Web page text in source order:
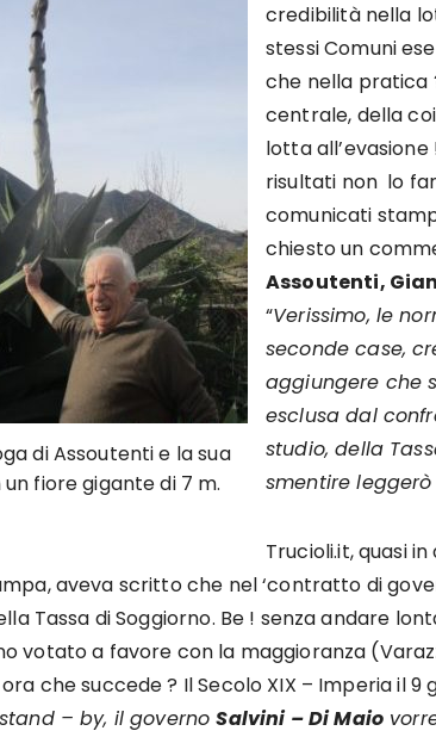
di Assoutenti e la sua
fiore gigante di 7 m.
credibilità nella
stessi Comuni
che nella pratica
centrale, della
lotta
risultati non lo
comunicati
chiesto un
Assoutenti,
“Verissimo, le
seconde case,
aggiungere che
esclusa dal
studio, della
smentire
Trucioli.it, quasi
aveva scritto che nel ‘contratto di
Tassa di Soggiorno. Be ! senza andare
votato a favore con la maggioranza
che succede ? Il Secolo XIX – Imperia il 9
– by, il governoSalvini – Di Maio